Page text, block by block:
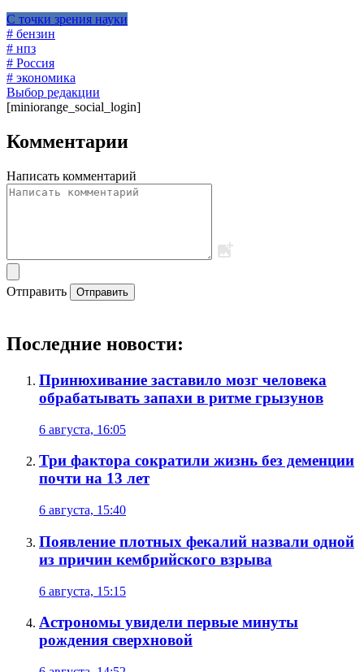
С точки зрения науки
# бензин
# нпз
# Россия
# экономика
Выбор редакции
[miniorange_social_login]
Комментарии
Написать комментарий
Отправить Отправить
Последние новости:
Принюхивание заставило мозг человека
обрабатывать запахи в ритме грызунов
6 августа, 16:05
Три фактора сократили жизнь без деменции
почти на 13 лет
6 августа, 15:40
Появление плотных фекалий назвали одной
из причин кембрийского взрыва
6 августа, 15:15
Астрономы увидели первые минуты
рождения сверхновой